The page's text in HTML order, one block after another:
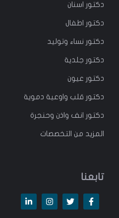
دكتور اسنان
دكتور اطفال
دكتور نساء وتوليد
دكتور جلدية
دكتور عيون
دكتور قلب واوعية دموية
دكتور انف واذن وحنجرة
المزيد من التخصصات
تابعنا